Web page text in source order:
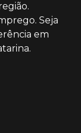
Seja
em